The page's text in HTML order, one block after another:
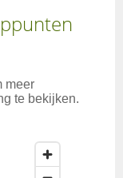
meer
te bekijken.